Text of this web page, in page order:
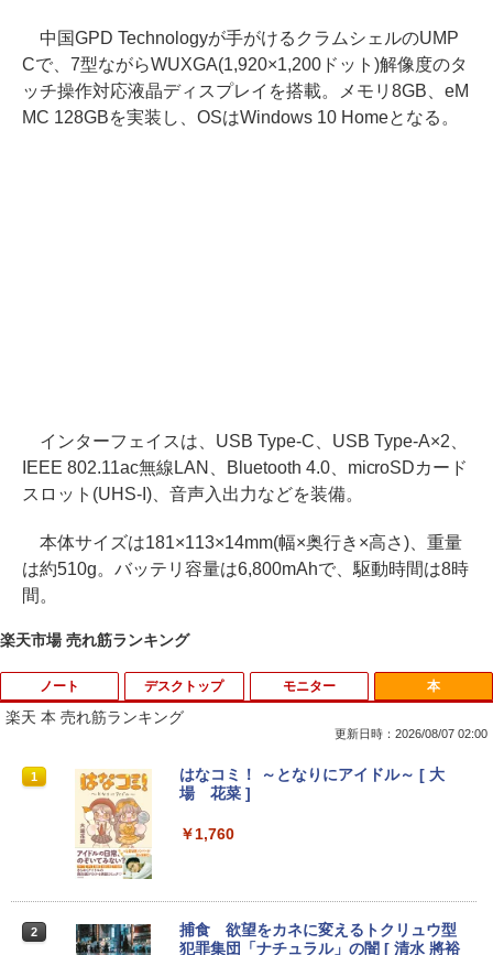
中国GPD Technologyが手がけるクラムシェルのUMP
Cで、7型ながらWUXGA(1,920×1,200ドット)解像度のタ
ッチ操作対応液晶ディスプレイを搭載。メモリ8GB、eM
MC 128GBを実装し、OSはWindows 10 Homeとなる。
インターフェイスは、USB Type-C、USB Type-A×2、
IEEE 802.11ac無線LAN、Bluetooth 4.0、microSDカード
スロット(UHS-I)、音声入出力などを装備。
本体サイズは181×113×14mm(幅×奥行き×高さ)、重量
は約510g。バッテリ容量は6,800mAhで、駆動時間は8時
間。
楽天市場 売れ筋ランキング
ノート
1
iiyama / ノートPC ゲーミングPC / Note
book Clevo W350SS_370SS / 第4世代C
poration GM107M [GeForce GTX 860
デスクトップ
1
ポイント10倍 中古パソコン デスクトッ
プパソコン Windows 11【Office付】
ptiplexシリーズ Core i5搭載/4G/新品SS
モニター
1
＼500円OFFクーポンあり！／ モバイル
モニター 15.6インチ 1080PフルHD ディ
ター サブモニター ゲーミングモニター
￥9,480
本
楽天 本 売れ筋ランキング
更新日時：2026/08/07 02:00
1
はなコミ！ ～となりにアイドル～ [ 大
場 花菜 ]
￥1,760
2
捕食 欲望をカネに変えるトクリュウ型
犯罪集団「ナチュラル」の闇 [ 清水 將裕